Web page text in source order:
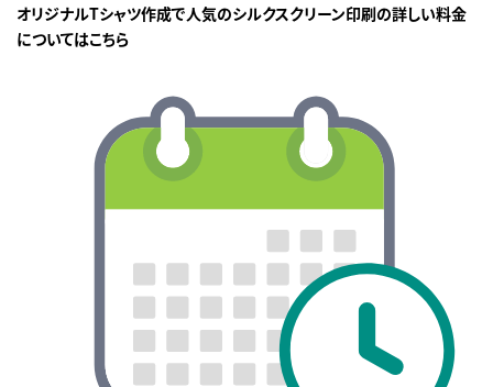
オリジナルTシャツ作成で人気のシルクスクリーン印刷の詳しい料金
についてはこちら